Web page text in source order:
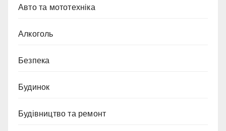
Авто та мототехніка
Алкоголь
Безпека
Будинок
Будівництво та ремонт